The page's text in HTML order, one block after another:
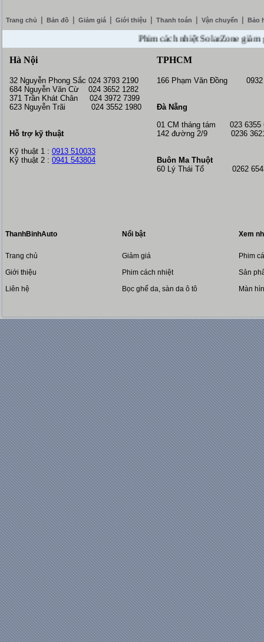
Trang chủ Bản đồ Giảm giá Giới thiệu Thanh toán Vận chuyển Bảo
Phim cách nhiệt SolarZone giảm giá
Hà Nội
32 Nguyễn Phong Sắc 024 3793 2190
684 Nguyễn Văn Cừ 024 3652 1282
371 Trần Khát Chân 024 3972 7399
623 Nguyễn Trãi 024 3552 1980
Hỗ trợ kỹ thuật
Kỹ thuật 1 : 0913 510033
Kỹ thuật 2 : 0941 543804
TPHCM
166 Phạm Văn Đồng 0932
Đà Nẵng
01 CM tháng tám 023 6355
142 đường 2/9 0236
Buôn Ma Thuột
60 Lý Thái Tổ 0262
ThanhBinhAuto
Trang chủ
Giới thiệu
Liên hệ
Nổi bật
Giảm giá
Phim cách nhiệt
Bọc ghế da, sàn da ô tô
Xem
Phim
Sản
Màn